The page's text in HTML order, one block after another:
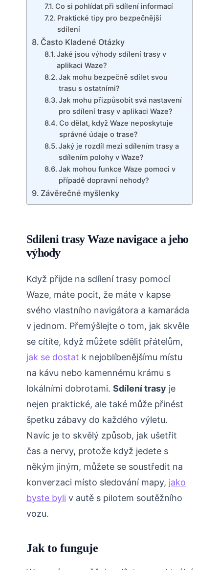
Co si pohlídat při sdílení informací
Praktické tipy pro bezpečnější
sdílení
Často Kladené Otázky
Jaké jsou výhody sdílení trasy v
aplikaci Waze?
Jak mohu bezpečně sdílet svou
trasu s ostatními?
Jak mohu přizpůsobit svá nastavení
pro sdílení trasy v aplikaci Waze?
Co dělat, když Waze neposkytuje
správné údaje o trase?
Jaký je rozdíl mezi sdílením trasy a
sdílením polohy v Waze?
Jak mohou funkce Waze pomoci v
případě dopravní nehody?
Závěrečné myšlenky
Sdileni trasy Waze navigace a jeho
výhody
Když přijde na sdílení trasy pomocí
Waze, máte pocit, že máte v kapse
svého vlastního navigátora a kamaráda
v jednom. Přemýšlejte o tom, jak skvěle
se cítíte, když můžete sdělit přátelům,
jak se dostat k nejoblíbenějšímu místu
na kávu nebo kamennému krámu s
lokálními dobrotami. Sdílení trasy je
nejen praktické, ale také může přinést
špetku zábavy do každého výletu.
Navíc je to skvělý způsob, jak ušetřit
čas a nervy, protože když jedete s
někým jiným, můžete se soustředit na
konverzaci místo sledování mapy, jako
byste byli v autě s pilotem soutěžního
vozu.
Jak to funguje